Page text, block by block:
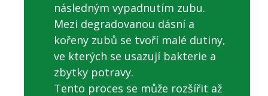
následným vypadnutím zubu.
Mezi degradovanou dásní a
kořeny zubů se tvoří malé dutiny,
ve kterých se usazují bakterie a
zbytky potravy.
Tento proces se může rozšířit až